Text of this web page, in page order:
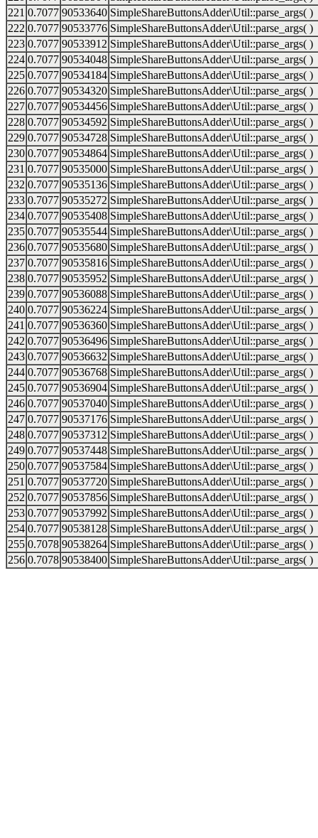
221 0.7077 90533640 SimpleShareButtonsAdder\Util::parse_args( )
222 0.7077 90533776 SimpleShareButtonsAdder\Util::parse_args( )
223 0.7077 90533912 SimpleShareButtonsAdder\Util::parse_args( )
224 0.7077 90534048 SimpleShareButtonsAdder\Util::parse_args( )
225 0.7077 90534184 SimpleShareButtonsAdder\Util::parse_args( )
226 0.7077 90534320 SimpleShareButtonsAdder\Util::parse_args( )
227 0.7077 90534456 SimpleShareButtonsAdder\Util::parse_args( )
228 0.7077 90534592 SimpleShareButtonsAdder\Util::parse_args( )
229 0.7077 90534728 SimpleShareButtonsAdder\Util::parse_args( )
230 0.7077 90534864 SimpleShareButtonsAdder\Util::parse_args( )
231 0.7077 90535000 SimpleShareButtonsAdder\Util::parse_args( )
232 0.7077 90535136 SimpleShareButtonsAdder\Util::parse_args( )
233 0.7077 90535272 SimpleShareButtonsAdder\Util::parse_args( )
234 0.7077 90535408 SimpleShareButtonsAdder\Util::parse_args( )
235 0.7077 90535544 SimpleShareButtonsAdder\Util::parse_args( )
236 0.7077 90535680 SimpleShareButtonsAdder\Util::parse_args( )
237 0.7077 90535816 SimpleShareButtonsAdder\Util::parse_args( )
238 0.7077 90535952 SimpleShareButtonsAdder\Util::parse_args( )
239 0.7077 90536088 SimpleShareButtonsAdder\Util::parse_args( )
240 0.7077 90536224 SimpleShareButtonsAdder\Util::parse_args( )
241 0.7077 90536360 SimpleShareButtonsAdder\Util::parse_args( )
242 0.7077 90536496 SimpleShareButtonsAdder\Util::parse_args( )
243 0.7077 90536632 SimpleShareButtonsAdder\Util::parse_args( )
244 0.7077 90536768 SimpleShareButtonsAdder\Util::parse_args( )
245 0.7077 90536904 SimpleShareButtonsAdder\Util::parse_args( )
246 0.7077 90537040 SimpleShareButtonsAdder\Util::parse_args( )
247 0.7077 90537176 SimpleShareButtonsAdder\Util::parse_args( )
248 0.7077 90537312 SimpleShareButtonsAdder\Util::parse_args( )
249 0.7077 90537448 SimpleShareButtonsAdder\Util::parse_args( )
250 0.7077 90537584 SimpleShareButtonsAdder\Util::parse_args( )
251 0.7077 90537720 SimpleShareButtonsAdder\Util::parse_args( )
252 0.7077 90537856 SimpleShareButtonsAdder\Util::parse_args( )
253 0.7077 90537992 SimpleShareButtonsAdder\Util::parse_args( )
254 0.7077 90538128 SimpleShareButtonsAdder\Util::parse_args( )
255 0.7078 90538264 SimpleShareButtonsAdder\Util::parse_args( )
256 0.7078 90538400 SimpleShareButtonsAdder\Util::parse_args( )